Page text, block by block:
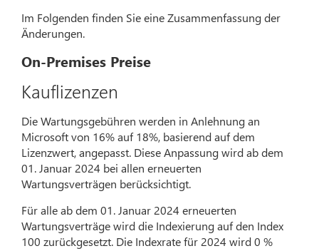
Im Folgenden finden Sie eine Zusammenfassung der
Änderungen.
On-Premises Preise
Kauflizenzen
Die Wartungsgebühren werden in Anlehnung an
Microsoft von 16% auf 18%, basierend auf dem
Lizenzwert, angepasst. Diese Anpassung wird ab dem
01. Januar 2024 bei allen erneuerten
Wartungsverträgen berücksichtigt.
Für alle ab dem 01. Januar 2024 erneuerten
Wartungsverträge wird die Indexierung auf den Index
100 zurückgesetzt. Die Indexrate für 2024 wird 0 %